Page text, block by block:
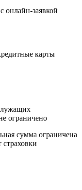
онлайн-заявкой
карты
ограничено
сумма ограничена